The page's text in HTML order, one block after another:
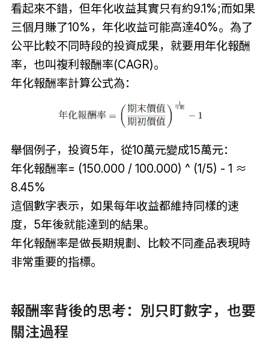
看起來不錯，但年化收益其實只有約9.1%;而如果
三個月賺了10%，年化收益可能高達40%。為了
公平比較不同時段的投資成果，就要用年化報酬
率，也叫複利報酬率(CAGR)。
年化報酬率計算公式為：
舉個例子，投資5年，從10萬元變成15萬元：
年化報酬率= (150.000 / 100.000) ^ (1/5) - 1 ≈
8.45%
這個數字表示，如果每年收益都維持同樣的速
度，5年後就能達到的結果。
年化報酬率是做長期規劃、比較不同產品表現時
非常重要的指標。
報酬率背後的思考：別只盯數字，也要
關注過程